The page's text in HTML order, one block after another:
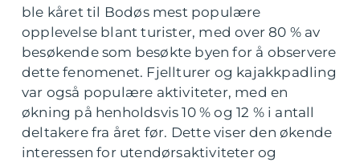
ble kåret til Bodøs mest populære
opplevelse blant turister, med over 80 % av
besøkende som besøkte byen for å observere
dette fenomenet. Fjellturer og kajakkpadling
var også populære aktiviteter, med en
økning på henholdsvis 10 % og 12 % i antall
deltakere fra året før. Dette viser den økende
interessen for utendørsaktiviteter og